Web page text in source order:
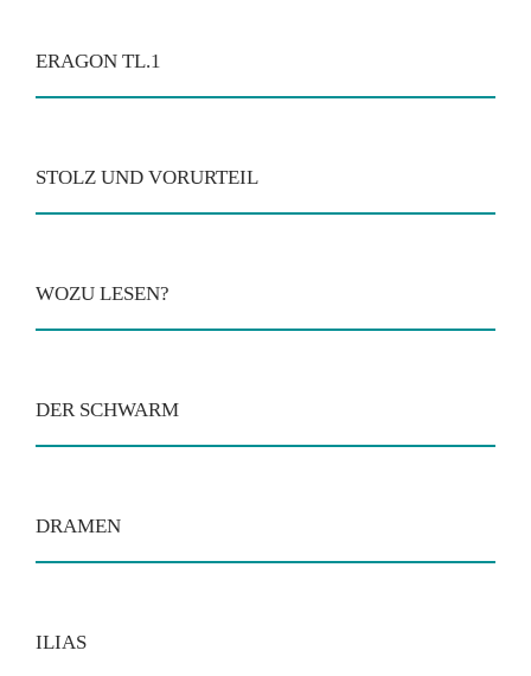
ERAGON TL.1
STOLZ UND VORURTEIL
WOZU LESEN?
DER SCHWARM
DRAMEN
ILIAS